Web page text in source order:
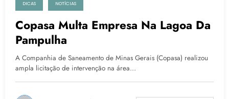
1 de março de 2022
DICAS NOTÍCIAS
Copasa Multa Empresa Na Lagoa Da
Pampulha
A Companhia de Saneamento de Minas Gerais (Copasa) realizou
ampla licitação de intervenção na área…